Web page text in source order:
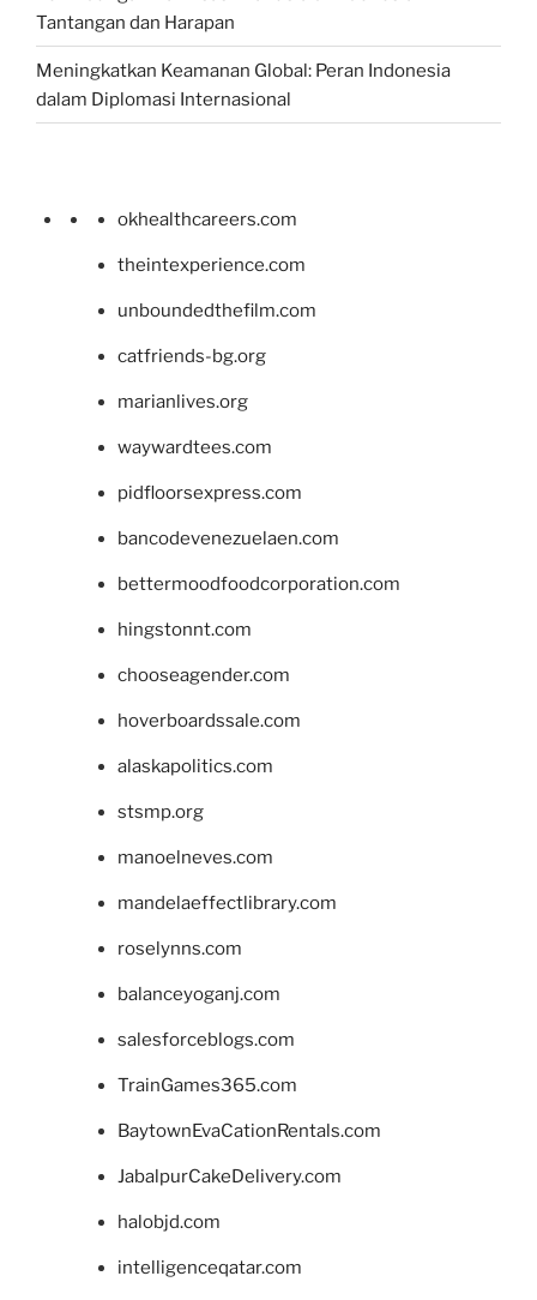
Tantangan dan Harapan
Meningkatkan Keamanan Global: Peran Indonesia
dalam Diplomasi Internasional
okhealthcareers.com
theintexperience.com
unboundedthefilm.com
catfriends-bg.org
marianlives.org
waywardtees.com
pidfloorsexpress.com
bancodevenezuelaen.com
bettermoodfoodcorporation.com
hingstonnt.com
chooseagender.com
hoverboardssale.com
alaskapolitics.com
stsmp.org
manoelneves.com
mandelaeffectlibrary.com
roselynns.com
balanceyoganj.com
salesforceblogs.com
TrainGames365.com
BaytownEvaCationRentals.com
JabalpurCakeDelivery.com
halobjd.com
intelligenceqatar.com